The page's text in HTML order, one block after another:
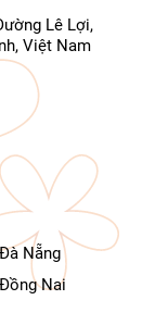
Lê Lợi,
Việt Nam
Nẵng
Đồng Nai